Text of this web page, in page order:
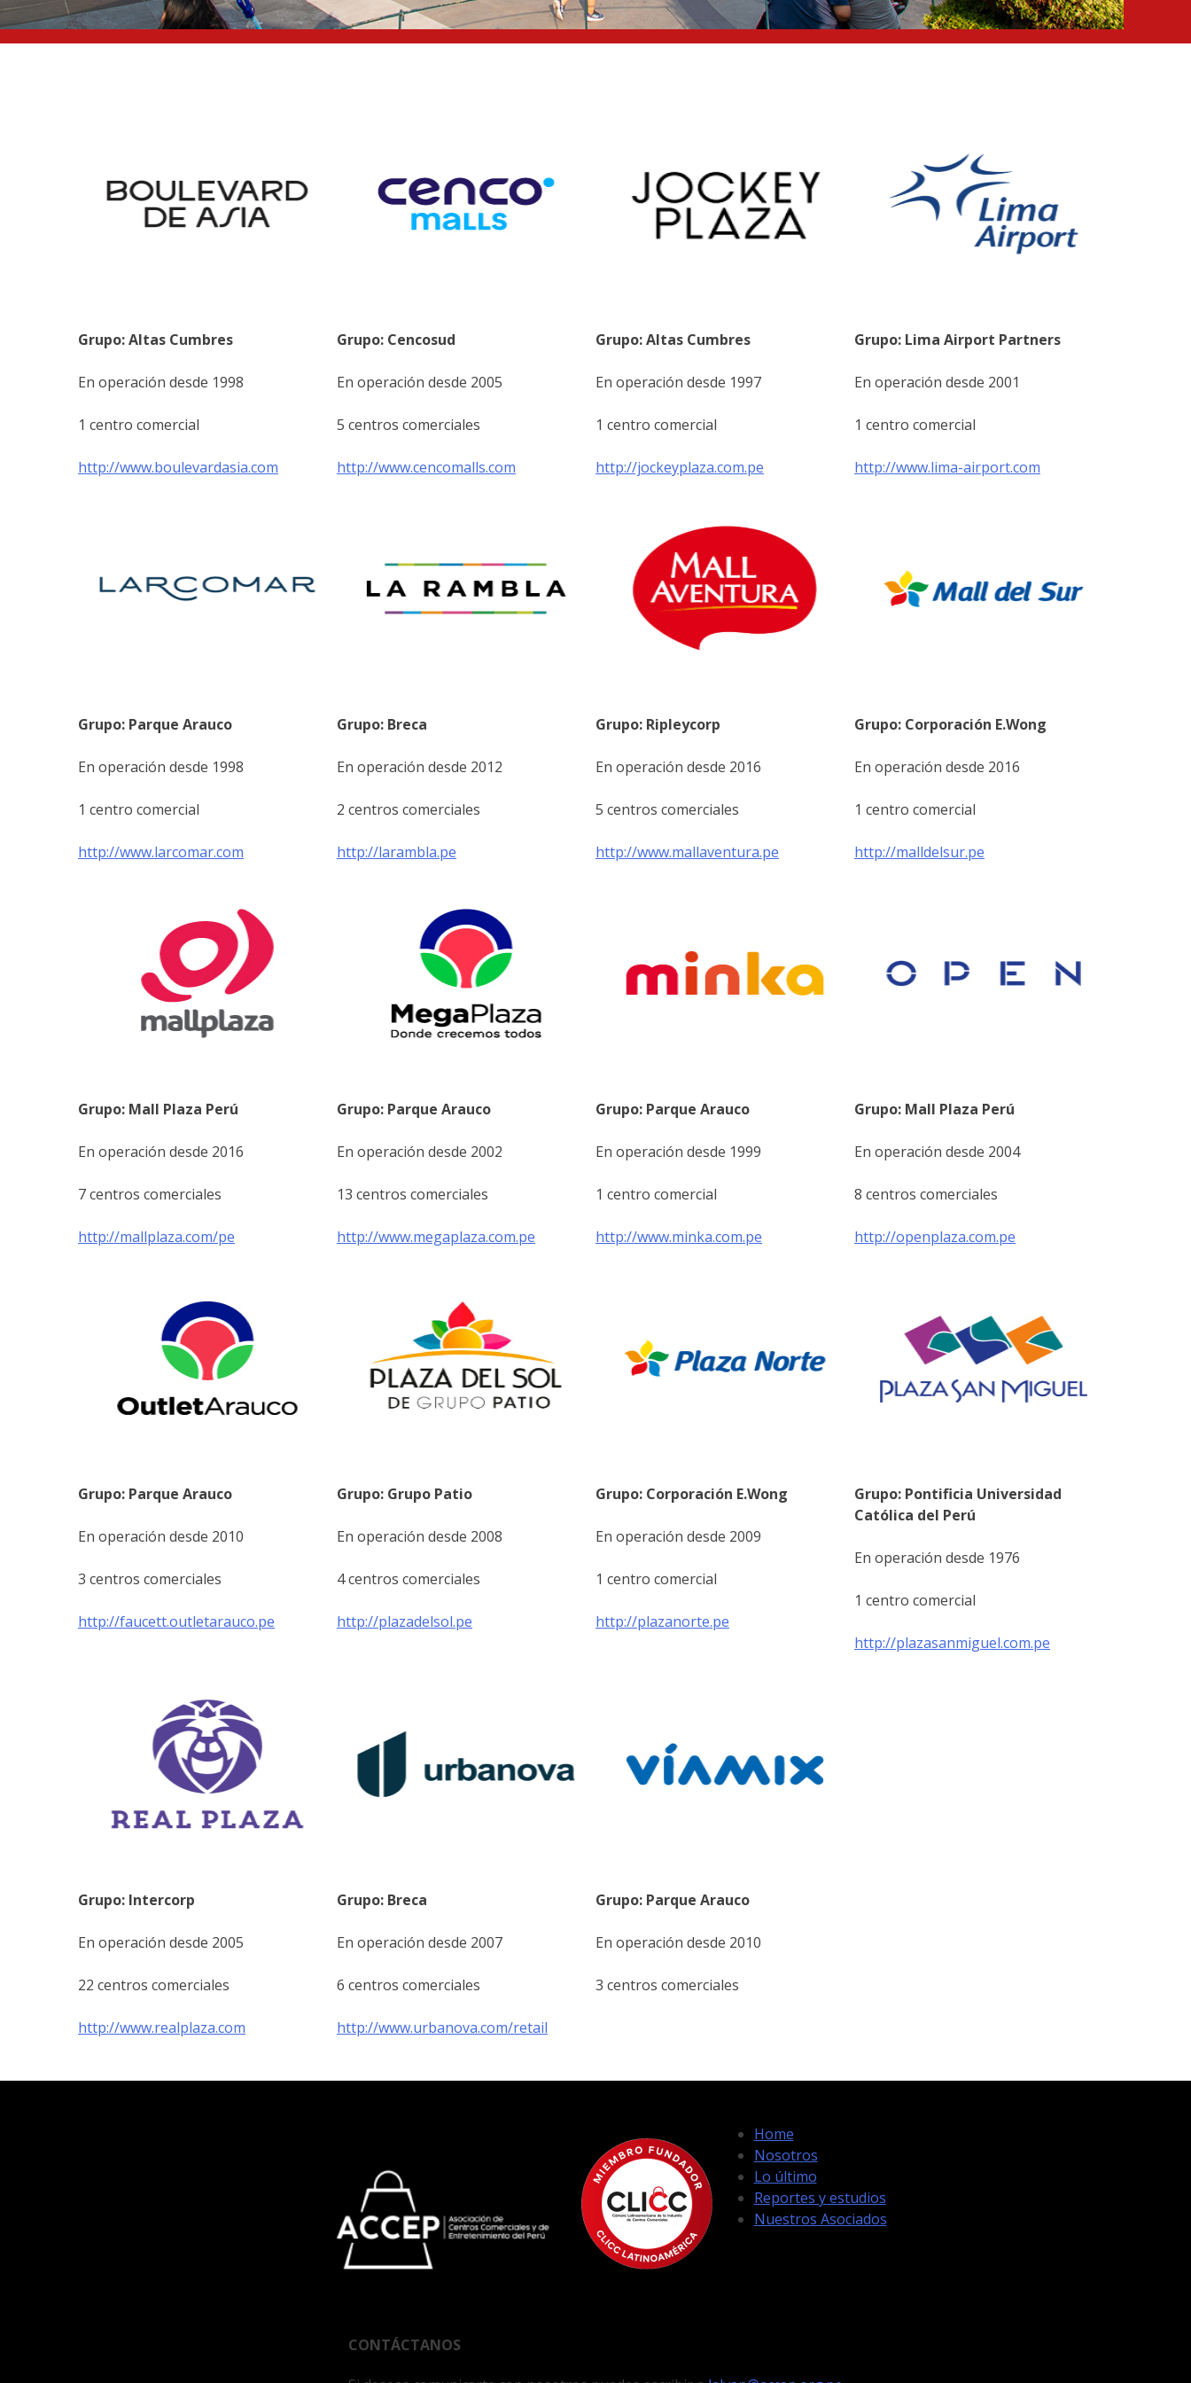
Grupo: Altas Cumbres
En operación desde 1998
1 centro comercial
http://www.boulevardasia.com
Grupo: Cencosud
En operación desde 2005
5 centros comerciales
http://www.cencomalls.com
Grupo: Altas Cumbres
En operación desde 1997
1 centro comercial
http://jockeyplaza.com.pe
Grupo: Lima Airport Partners
En operación desde 2001
1 centro comercial
http://www.lima-airport.com
Grupo: Parque Arauco
En operación desde 1998
1 centro comercial
http://www.larcomar.com
Grupo: Breca
En operación desde 2012
2 centros comerciales
http://larambla.pe
Grupo: Ripleycorp
En operación desde 2016
5 centros comerciales
http://www.mallaventura.pe
Grupo: Corporación E.Wong
En operación desde 2016
1 centro comercial
http://malldelsur.pe
Grupo: Mall Plaza Perú
En operación desde 2016
7 centros comerciales
http://mallplaza.com/pe
Grupo: Parque Arauco
En operación desde 2002
13 centros comerciales
http://www.megaplaza.com.pe
Grupo: Parque Arauco
En operación desde 1999
1 centro comercial
http://www.minka.com.pe
Grupo: Mall Plaza Perú
En operación desde 2004
8 centros comerciales
http://openplaza.com.pe
Grupo: Parque Arauco
En operación desde 2010
3 centros comerciales
http://faucett.outletarauco.pe
Grupo: Grupo Patio
En operación desde 2008
4 centros comerciales
http://plazadelsol.pe
Grupo: Corporación E.Wong
En operación desde 2009
1 centro comercial
http://plazanorte.pe
Grupo: Pontificia Universidad
Católica del Perú
En operación desde 1976
1 centro comercial
http://plazasanmiguel.com.pe
Grupo: Intercorp
En operación desde 2005
22 centros comerciales
http://www.realplaza.com
Grupo: Breca
En operación desde 2007
6 centros comerciales
http://www.urbanova.com/retail
Grupo: Parque Arauco
En operación desde 2010
3 centros comerciales
Home
Nosotros
Lo último
Reportes y estudios
Nuestros Asociados
CONTÁCTANOS